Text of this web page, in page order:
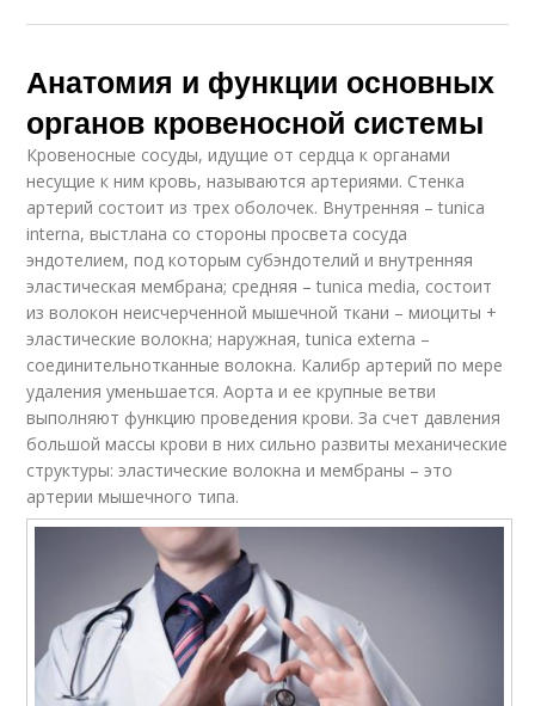
Анатомия и функции основных
органов кровеносной системы
Кровеносные сосуды, идущие от сердца к органами
несущие к ним кровь, называются артериями. Стенка
артерий состоит из трех оболочек. Внутренняя – tunica
interna, выстлана со стороны просвета сосуда
эндотелием, под которым субэндотелий и внутренняя
эластическая мембрана; средняя – tunica media, состоит
из волокон неисчерченной мышечной ткани – миоциты +
эластические волокна; наружная, tunica externa –
соединительнотканные волокна. Калибр артерий по мере
удаления уменьшается. Аорта и ее крупные ветви
выполняют функцию проведения крови. За счет давления
большой массы крови в них сильно развиты механические
структуры: эластические волокна и мембраны – это
артерии мышечного типа.